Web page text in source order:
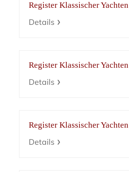
Register Klassischer Yachten
Details
Register Klassischer Yachten
Details
Register Klassischer Yachten
Details